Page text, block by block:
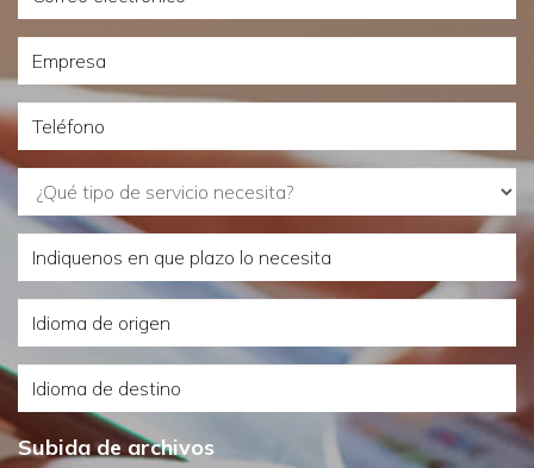
electrónico
Empresa
Teléfono
¿Qué
tipo
de
necesita?
Indiquenos
en
que
lo
necesita
Idioma
de
origen
Idioma
de
destino
Subida de archivos